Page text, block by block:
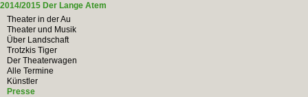
2014/2015 Der Lange Atem
Theater in der Au
Theater und Musik
Über Landschaft
Trotzkis Tiger
Der Theaterwagen
Alle Termine
Künstler
Presse